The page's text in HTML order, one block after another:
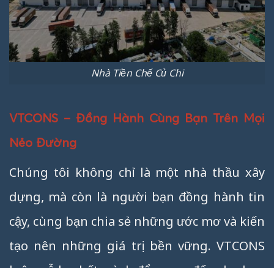
Nhà Tiền Chế Củ Chi
VTCONS – Đồng Hành Cùng Bạn Trên Mọi
Nẻo Đường
Chúng tôi không chỉ là một nhà thầu xây
dựng, mà còn là người bạn đồng hành tin
cậy, cùng bạn chia sẻ những ước mơ và kiến
tạo nên những giá trị bền vững. VTCONS